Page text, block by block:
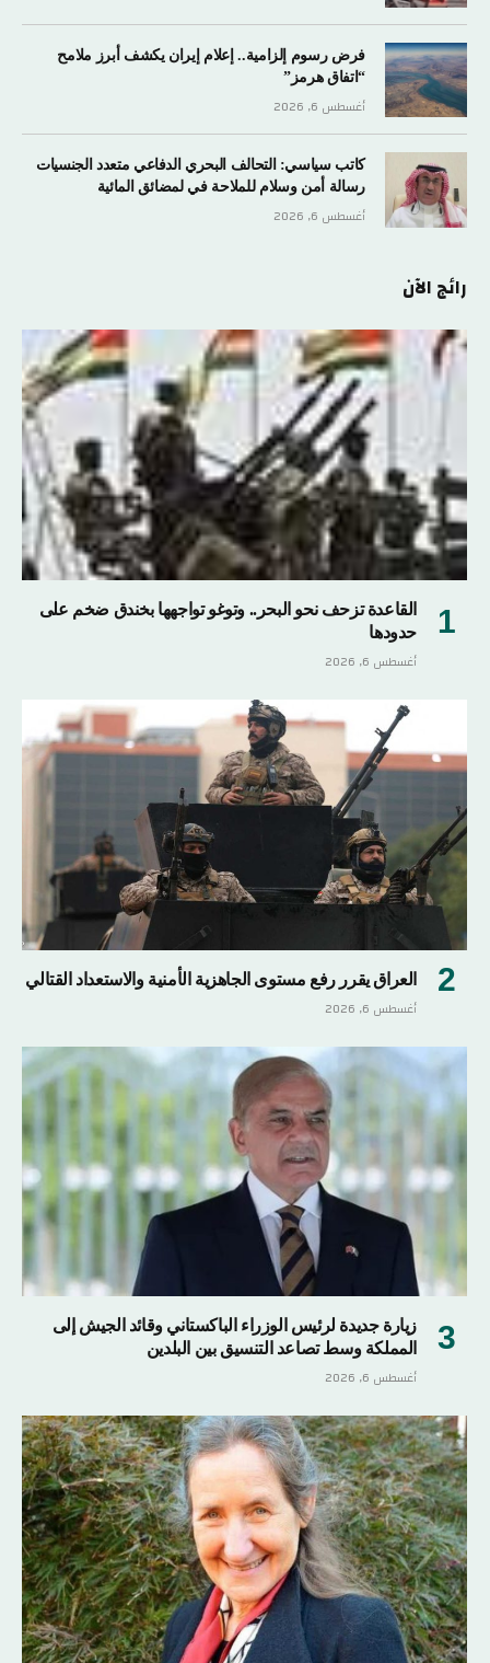
فرض رسوم إلزامية.. إعلام إيران يكشف أبرز ملامح
“اتفاق هرمز”
أغسطس 6, 2026
كاتب سياسي: التحالف البحري الدفاعي متعدد الجنسيات
رسالة أمن وسلام للملاحة في لمضائق المائية
أغسطس 6, 2026
رائج الآن
القاعدة تزحف نحو البحر.. وتوغو تواجهها بخندق ضخم على
حدودها
أغسطس 6, 2026
العراق يقرر رفع مستوى الجاهزية الأمنية والاستعداد القتالي
أغسطس 6, 2026
زيارة جديدة لرئيس الوزراء الباكستاني وقائد الجيش إلى
المملكة وسط تصاعد التنسيق بين البلدين
أغسطس 6, 2026